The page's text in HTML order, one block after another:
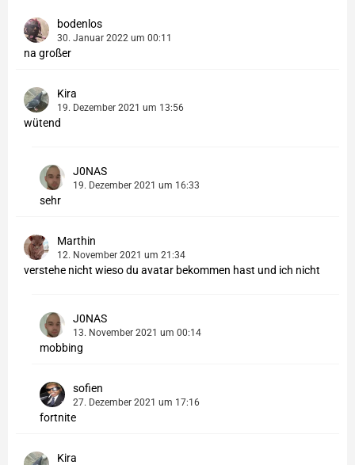
bodenlos
30. Januar 2022 um 00:11
na großer
Kira
19. Dezember 2021 um 13:56
wütend
J0NAS
19. Dezember 2021 um 16:33
sehr
Marthin
12. November 2021 um 21:34
verstehe nicht wieso du avatar bekommen hast und ich nicht
J0NAS
13. November 2021 um 00:14
mobbing
sofien
27. Dezember 2021 um 17:16
fortnite
Kira